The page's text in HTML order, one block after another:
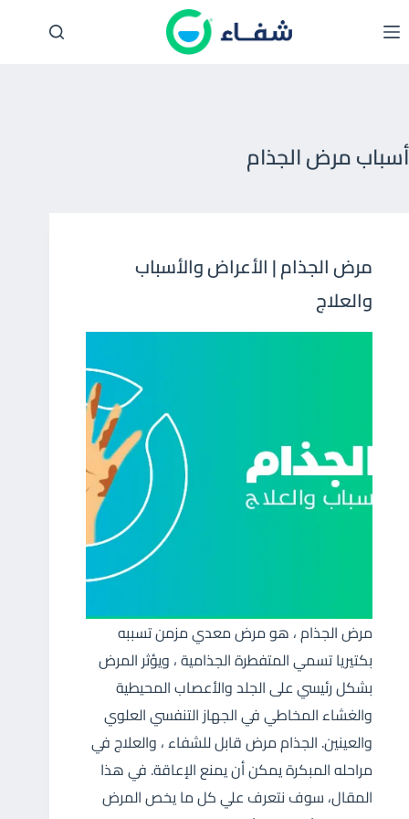
إلى
أسباب مرض الجذام
مرض الجذام | الأعراض والأسباب
والعلاج
مرض الجذام ، هو مرض معدي مزمن تسببه
بكتيريا تسمي المتفطرة الجذامية ، ويؤثر المرض
بشكل رئيسي على الجلد والأعصاب المحيطية
والغشاء المخاطي في الجهاز التنفسي العلوي
والعينين. الجذام مرض قابل للشفاء ، والعلاج في
مراحله المبكرة يمكن أن يمنع الإعاقة. في هذا
المقال، سوف نتعرف علي كل ما يخص المرض